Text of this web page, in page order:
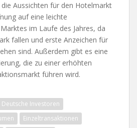
Aussichten für den Hotelmarkt
auf eine leichte
im Laufe des Jahres, da
fallen und erste Anzeichen für
sind. Außerdem gibt es eine
die zu einer erhöhten
führen wird.
Deutsche Investoren
Einzeltransaktionen